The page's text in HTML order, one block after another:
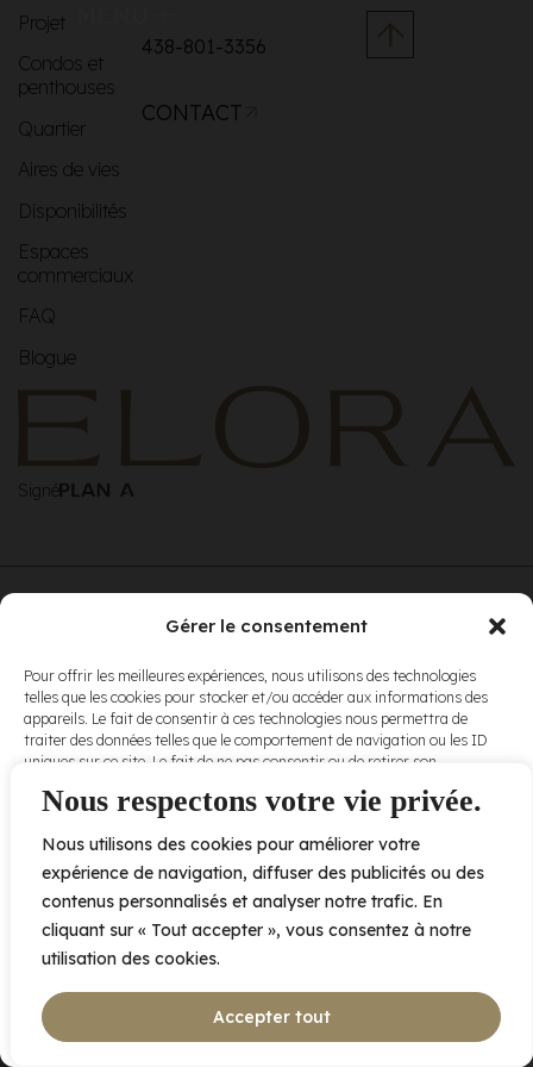
Nous respectons votre vie privée.
Nous utilisons des cookies pour améliorer votre
expérience de navigation, diffuser des publicités ou des
contenus personnalisés et analyser notre trafic. En
cliquant sur « Tout accepter », vous consentez à notre
utilisation des cookies.
Accepter tout
Gérer le consentement
Pour offrir les meilleures expériences, nous utilisons des technologies
telles que les cookies pour stocker et/ou accéder aux informations des
appareils. Le fait de consentir à ces technologies nous permettra de
traiter des données telles que le comportement de navigation ou les ID
uniques sur ce site. Le fait de ne pas consentir ou de retirer son
et fonctions.
Accepter
Refuser
Projet
Condos et
penthouses
Quartier
Aires de vies
Disponibilités
Espaces
commerciaux
FAQ
Blogue
438-801-3356
CONTACT
Signé
conditions
d’utilisationet
nospolitiques
de
confidentialité .
2005 av. de Bois-de-Boulogne, Laval QC H7N 0J7